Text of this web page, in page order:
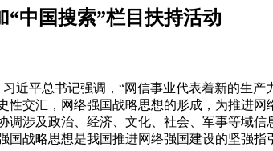
中国搜索”栏目扶持活动
习近平总书记强调，“网信事业代表着新的生产
交汇，网络强国战略思想的形成，为推进
涉及政治、经济、文化、社会、军事等域
战略思想是我国推进网络强国建设的坚强指